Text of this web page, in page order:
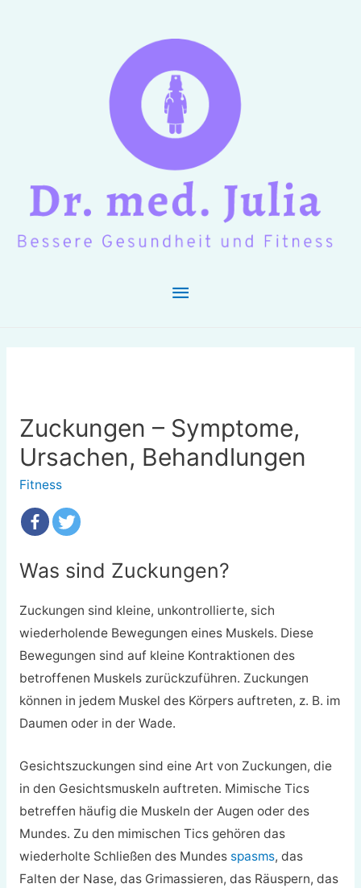
Hauptmenü
Zuckungen – Symptome,
Ursachen, Behandlungen
Fitness
Was sind Zuckungen?
Zuckungen sind kleine, unkontrollierte, sich
wiederholende Bewegungen eines Muskels. Diese
Bewegungen sind auf kleine Kontraktionen des
betroffenen Muskels zurückzuführen. Zuckungen
können in jedem Muskel des Körpers auftreten, z. B. im
Daumen oder in der Wade.
Gesichtszuckungen sind eine Art von Zuckungen, die
in den Gesichtsmuskeln auftreten. Mimische Tics
betreffen häufig die Muskeln der Augen oder des
Mundes. Zu den mimischen Tics gehören das
wiederholte Schließen des Mundes spasms, das
Falten der Nase, das Grimassieren, das Räuspern, das